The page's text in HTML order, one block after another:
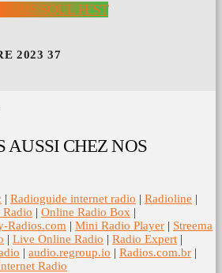
SOUL FEST
2023 37
AUSSI CHEZ NOS
| Radioguide internet radio | Radioline |
| Online Radio Box |
Radios.com | Mini Radio Player | Streema
| Live Online Radio | Radio Expert |
| audio.regroup.io | Radios.com.br |
Radio